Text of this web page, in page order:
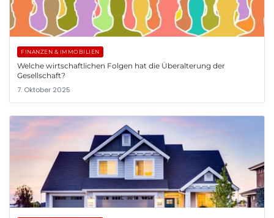
FINANZEN & IMMOBILIEN
Welche wirtschaftlichen Folgen hat die Überalterung der
Gesellschaft?
7. Oktober 2025